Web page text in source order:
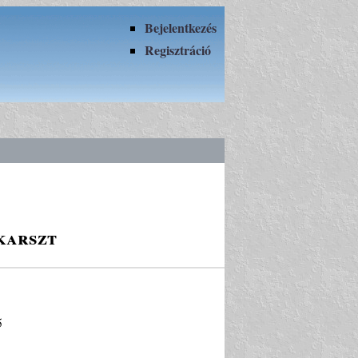
Bejelentkezés
Regisztráció